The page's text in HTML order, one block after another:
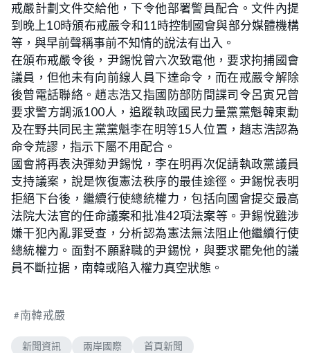
戒嚴計劃文件交給他，下令他部署警員配合。文件內提
到晚上10時頒布戒嚴令和11時控制國會與部分媒體機構
等，與早前聲稱事前不知情的說法有出入。
在頒布戒嚴令後，尹錫悅曾六次致電他，要求拘捕國會
議員，但他未有向前線人員下達命令，而在戒嚴令解除
後曾電話聯絡。趙志浩又指國防部防間諜司令呂寅兄曾
要求警方調派100人，追蹤執政國民力量黨黨魁韓東勳
及在野共同民主黨黨魁李在明等15人位置，趙志浩認為
命令荒謬，指示下屬不用配合。
國會將再表決彈劾尹錫悅，李在明再次促請執政黨議員
支持議案，說是恢復憲法秩序的最佳途徑。尹錫悅表明
拒絕下台後，繼續行使總統權力，包括向國會提交最高
法院大法官的任命議案和批准42項法案等。尹錫悅雖涉
嫌干犯內亂罪受查，分析認為憲法無法阻止他繼續行使
總統權力。面對不願辭職的尹錫悅，與要求罷免他的議
員不斷拉据，南韓或陷入權力真空狀態。
南韓戒嚴
新聞資訊 兩岸國際 首頁新聞